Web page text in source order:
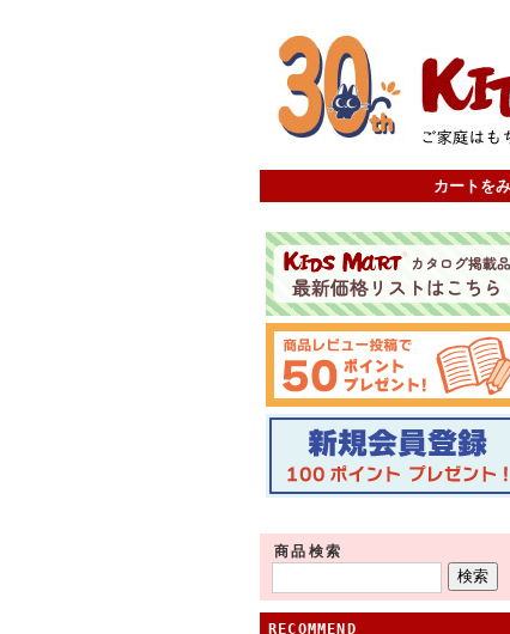
カートを
商品検索
RECOMMEND